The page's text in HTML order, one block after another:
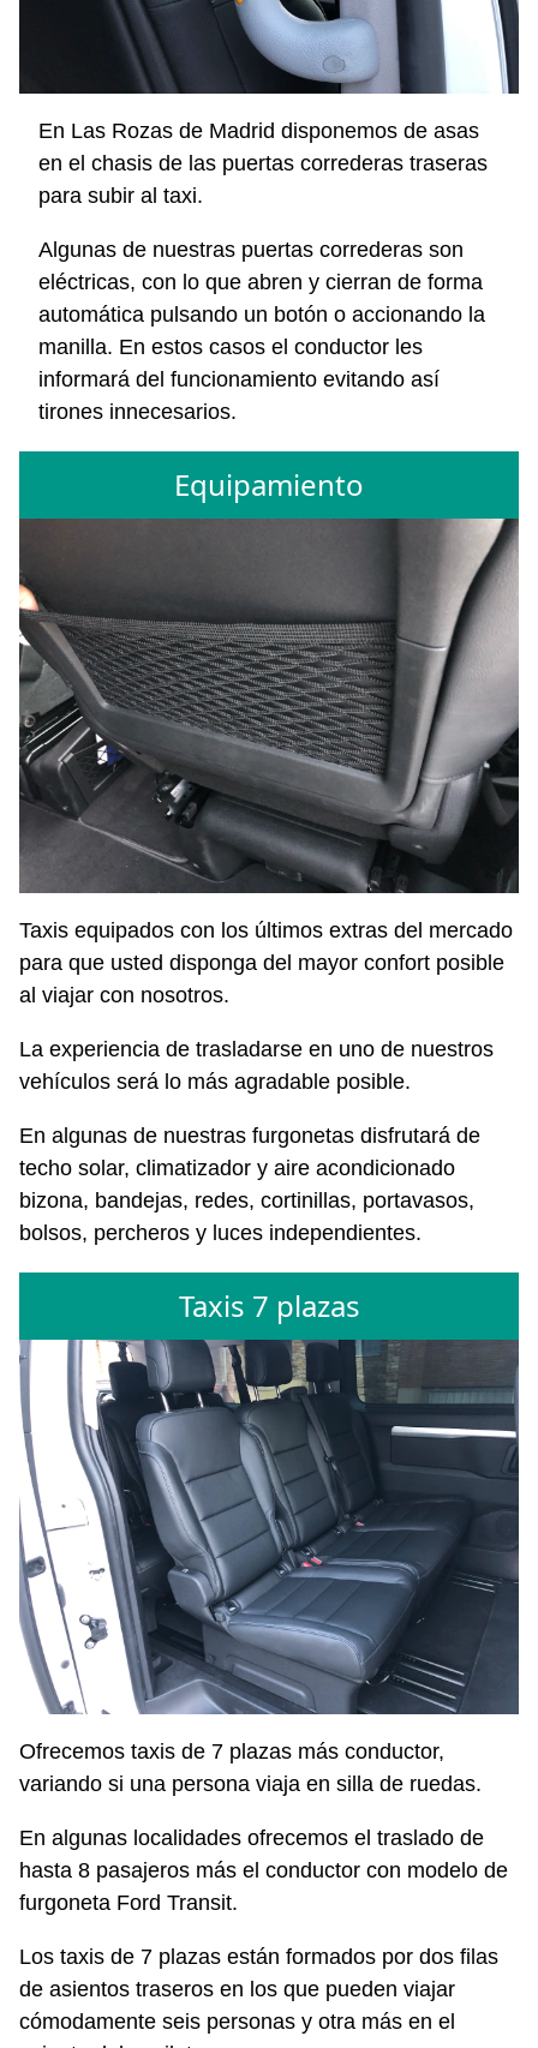
En Las Rozas de Madrid disponemos de asas
en el chasis de las puertas correderas traseras
para subir al taxi.
Algunas de nuestras puertas correderas son
eléctricas, con lo que abren y cierran de forma
automática pulsando un botón o accionando la
manilla. En estos casos el conductor les
informará del funcionamiento evitando así
tirones innecesarios.
Equipamiento
Taxis equipados con los últimos extras del mercado
para que usted disponga del mayor confort posible
al viajar con nosotros.
La experiencia de trasladarse en uno de nuestros
vehículos será lo más agradable posible.
En algunas de nuestras furgonetas disfrutará de
techo solar, climatizador y aire acondicionado
bizona, bandejas, redes, cortinillas, portavasos,
bolsos, percheros y luces independientes.
Taxis 7 plazas
Ofrecemos taxis de 7 plazas más conductor,
variando si una persona viaja en silla de ruedas.
En algunas localidades ofrecemos el traslado de
hasta 8 pasajeros más el conductor con modelo de
furgoneta Ford Transit.
Los taxis de 7 plazas están formados por dos filas
de asientos traseros en los que pueden viajar
cómodamente seis personas y otra más en el